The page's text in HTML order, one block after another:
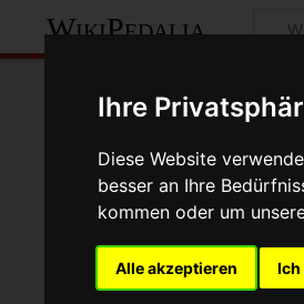
Ihre
Diese Website
besser an Ihre
kommen oder um
Alle akzeptieren Ich
WikiPedalia